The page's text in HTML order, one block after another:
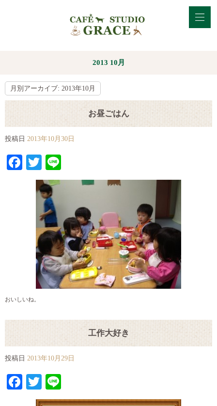
2013 10月
月別アーカイブ: 2013年10月
お昼ごはん
投稿日 2013年10月30日
Facebook
Twitter
おいしいね。
工作大好き
投稿日 2013年10月29日
Facebook
Twitter